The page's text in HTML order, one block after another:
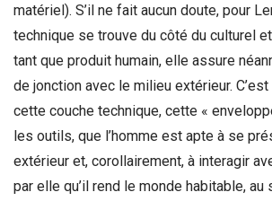
matériel). S’il ne fait aucun doute, pour
technique se trouve du côté du culturel
tant que produit humain, elle assure
de jonction avec le milieu extérieur.
cette couche technique, cette «
les outils, que l’homme est apte à se
extérieur et, corollairement, à interagir
par elle qu’il rend le monde habitable, au